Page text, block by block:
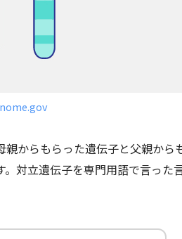
からもらった遺伝子と父親から
対立遺伝子を専門用語で言った